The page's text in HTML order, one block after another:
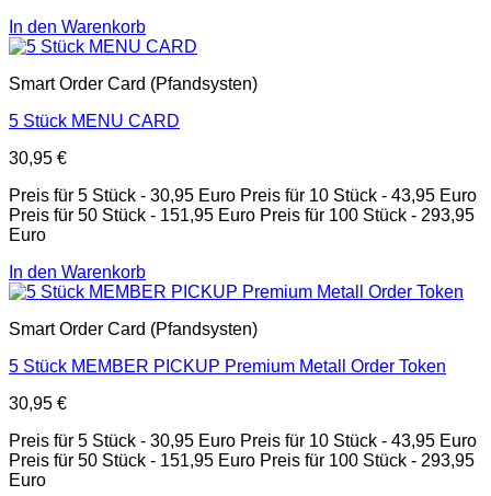
In den Warenkorb
Smart Order Card (Pfandsysten)
5 Stück MENU CARD
30,95 €
Preis für 5 Stück - 30,95 Euro Preis für 10 Stück - 43,95 Euro
Preis für 50 Stück - 151,95 Euro Preis für 100 Stück - 293,95
Euro
In den Warenkorb
Smart Order Card (Pfandsysten)
5 Stück MEMBER PICKUP Premium Metall Order Token
30,95 €
Preis für 5 Stück - 30,95 Euro Preis für 10 Stück - 43,95 Euro
Preis für 50 Stück - 151,95 Euro Preis für 100 Stück - 293,95
Euro